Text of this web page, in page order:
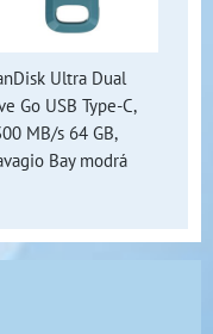
Ultra Dual
Go USB Type-C,
MB/s 64 GB,
Bay modrá